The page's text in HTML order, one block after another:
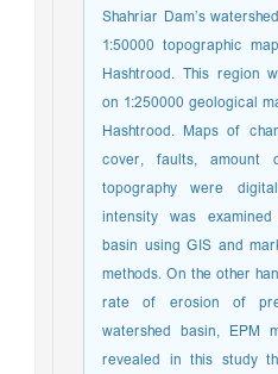
Shahriar Dam’s
1:50000 topographic
Hashtrood. This region
on 1:250000 geological
Hashtrood. Maps of
cover, faults,
topography were
intensity was
basin using GIS and
methods. On the other
rate of erosion of
watershed basin,
revealed in this study